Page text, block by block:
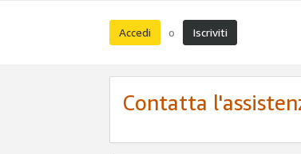
Accedi o Iscriviti
Contatta